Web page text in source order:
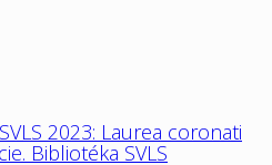
2023: Laurea coronati
Bibliotéka SVLS